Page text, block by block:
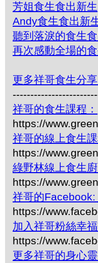
芳姐食生食出新生
Andy食生食出新
聽到落淚的食生
再次感動全場的
更多祥哥食生分
祥哥的食生課程：
https://
祥哥的線上食生課
https://
綠野林線上食生廚
https://
祥哥的Facebook:
https://
加入祥哥粉絲幸福
https://
更多祥哥的身心